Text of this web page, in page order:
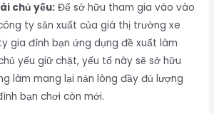
chủ yếu: Để sở hữu tham gia vào vào
ty sản xuất của giá thị trường xe
gia đình bạn ứng dụng đề xuất làm
yếu giữ chặt, yếu tố này sẽ sở hữu
làm mang lại nản lòng đầy đủ lượng
bạn chơi còn mới.